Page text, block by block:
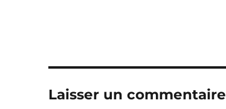
Laisser un commentaire